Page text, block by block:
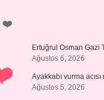
Ertuğrul Osman Gazi
Ağustos 6, 2026
Ayakkabı vurma
Ağustos 5, 2026